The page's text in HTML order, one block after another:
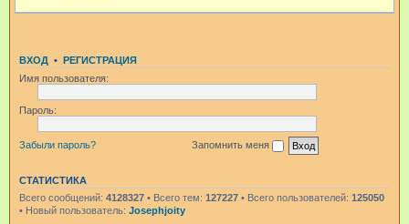
ВХОД • РЕГИСТРАЦИЯ
Имя пользователя:
Пароль:
Забыли пароль? Запомнить меня
СТАТИСТИКА
Всего сообщений: 4128327 • Всего тем: 127227 • Всего пользователей: 125050
• Новый пользователь: Josephjoity